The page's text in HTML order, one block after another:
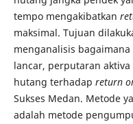
tempo mengakibatkan
maksimal. Tujuan
menganalisis
lancar, perputaran
hutang terhadap return
Sukses Medan. Metode
adalah metode